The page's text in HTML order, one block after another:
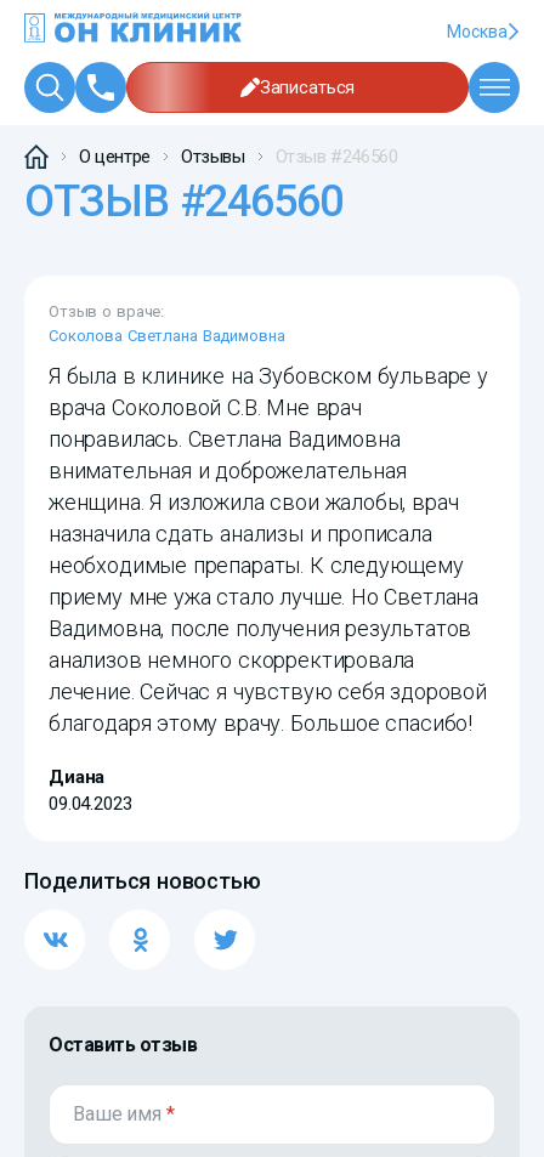
Москва
Записаться
О центре Отзывы Отзыв #246560
ОТЗЫВ #246560
Отзыв о враче:
Соколова Светлана Вадимовна
Я была в клинике на Зубовском бульваре у
врача Соколовой С.В. Мне врач
понравилась. Светлана Вадимовна
внимательная и доброжелательная
женщина. Я изложила свои жалобы, врач
назначила сдать анализы и прописала
необходимые препараты. К следующему
приему мне ужа стало лучше. Но Светлана
Вадимовна, после получения результатов
анализов немного скорректировала
лечение. Сейчас я чувствую себя здоровой
благодаря этому врачу. Большое спасибо!
Диана
09.04.2023
Поделиться новостью
Оставить отзыв
Ваше имя *